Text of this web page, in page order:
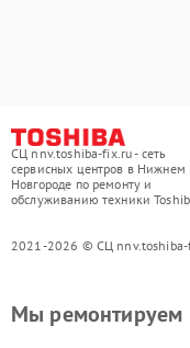
СЦ nnv.toshiba-fix.ru - сеть
сервисных центров в Нижнем
Новгороде по ремонту и
обслуживанию техники
2021-2026 © СЦ
Мы ремонтируем